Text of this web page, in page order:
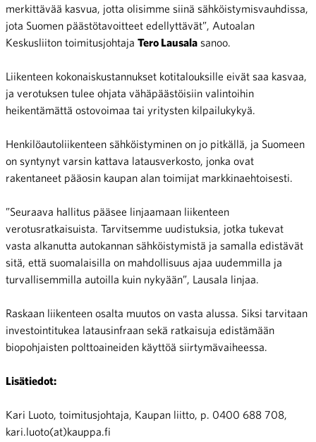
merkittävää kasvua, jotta olisimme siinä sähköistymisvauhdissa,
jota Suomen päästötavoitteet edellyttävät”, Autoalan
Keskusliiton toimitusjohtaja Tero Lausala sanoo.
Liikenteen kokonaiskustannukset kotitalouksille eivät saa kasvaa,
ja verotuksen tulee ohjata vähäpäästöisiin valintoihin
heikentämättä ostovoimaa tai yritysten kilpailukykyä.
Henkilöautoliikenteen sähköistyminen on jo pitkällä, ja Suomeen
on syntynyt varsin kattava latausverkosto, jonka ovat
rakentaneet pääosin kaupan alan toimijat markkinaehtoisesti.
”Seuraava hallitus pääsee linjaamaan liikenteen
verotusratkaisuista. Tarvitsemme uudistuksia, jotka tukevat
vasta alkanutta autokannan sähköistymistä ja samalla edistävät
sitä, että suomalaisilla on mahdollisuus ajaa uudemmilla ja
turvallisemmilla autoilla kuin nykyään”, Lausala linjaa.
Raskaan liikenteen osalta muutos on vasta alussa. Siksi tarvitaan
investointitukea latausinfraan sekä ratkaisuja edistämään
biopohjaisten polttoaineiden käyttöä siirtymävaiheessa.
Lisätiedot:
Kari Luoto, toimitusjohtaja, Kaupan liitto, p. 0400 688 708,
kari.luoto(at)kauppa.fi